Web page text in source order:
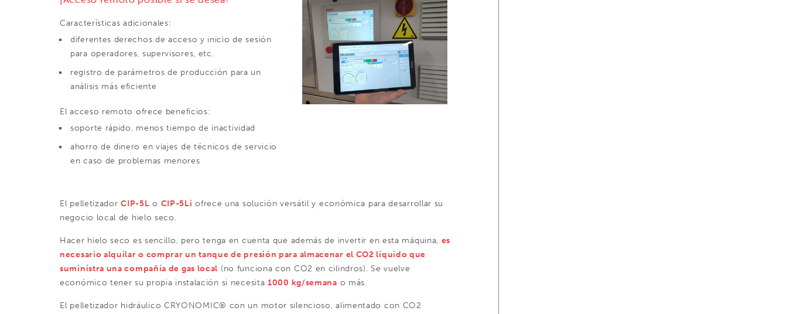
Características adicionales:
diferentes derechos de acceso y inicio de sesión
para operadores, supervisores, etc.
registro de parámetros de producción para un
análisis más eficiente
El acceso remoto ofrece beneficios:
soporte rápido, menos tiempo de inactividad
ahorro de dinero en viajes de técnicos de servicio
en caso de problemas menores
El pelletizadorCIP-5L o CIP-5Li ofrece una solución versátil y económica para desarrollar su
negocio local de hielo seco.
Hacer hielo seco es sencillo, pero tenga en cuenta que además de invertir en esta máquina, es
necesario alquilar o comprar un tanque de presión para almacenar el CO2 líquido que
suministra una compañía de gas local (no funciona con CO2 en cilindros). Se vuelve
económico tener su propia instalación si necesita1000 kg/semana o más.
El pelletizador hidráulico CRYONOMIC® con un motor silencioso, alimentado con CO2